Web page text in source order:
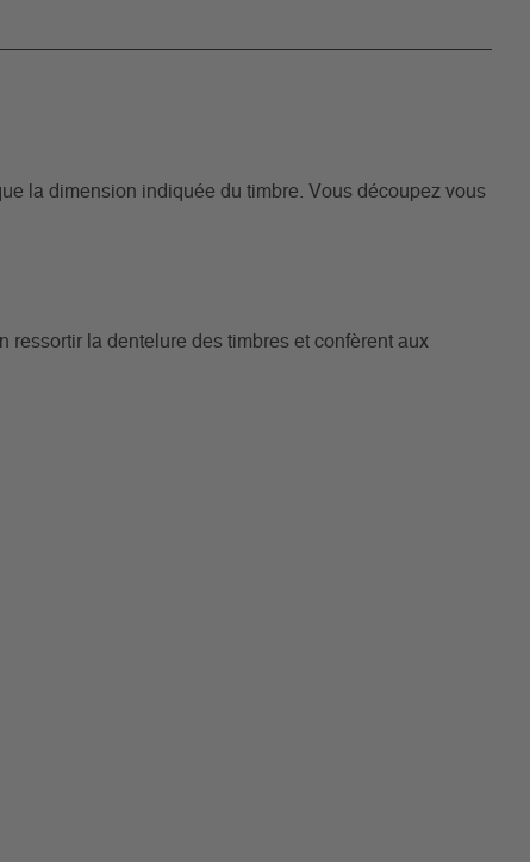
la dimension indiquée du timbre. Vous découpez vous
ressortir la dentelure des timbres et confèrent aux